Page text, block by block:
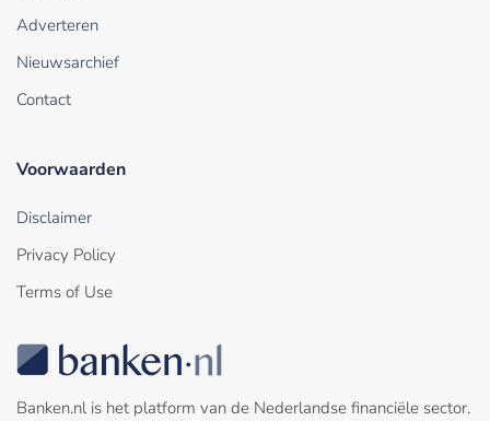
Adverteren
Nieuwsarchief
Contact
Voorwaarden
Disclaimer
Privacy Policy
Terms of Use
Banken.nl is het platform van de Nederlandse financiële sector.